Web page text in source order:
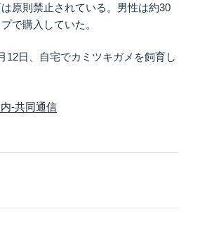
原則禁止されている。男性は約30
で購入していた。
日、自宅でカミツキガメを飼育し
-共同通信